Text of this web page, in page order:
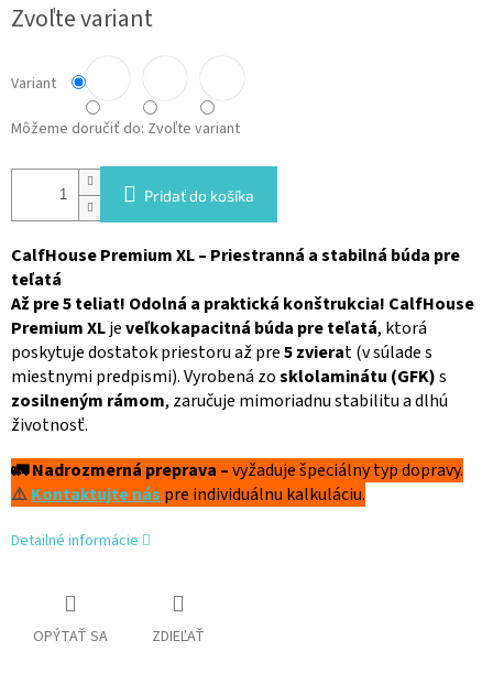
cena:
Zvoľte variant
Variant
Môžeme doručiť do: Zvoľte variant
Pridať do košíka
CalfHouse Premium XL – Priestranná a stabilná búda pre
teľatá
Až pre 5 teliat! Odolná a praktická konštrukcia! CalfHouse
Premium XLjeveľkokapacitná búda pre teľatá, ktorá
poskytuje dostatok priestoru až pre5 zvierat (v súlade s
miestnymi predpismi). Vyrobená zosklolaminátu (GFK)s
zosilneným rámom, zaručuje mimoriadnu stabilitu a dlhú
životnosť.
🚛 Nadrozmerná preprava –vyžaduje špeciálny typ dopravy.
⚠️Kontaktujte nás pre individuálnu kalkuláciu.
Detailné informácie
OPÝTAŤ SA ZDIEĽAŤ